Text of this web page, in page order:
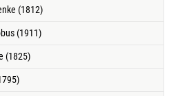
(1812)
(1911)
(1825)